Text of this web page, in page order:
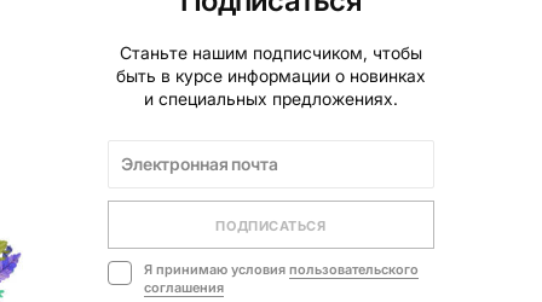
Станьте нашим подписчиком, чтобы
быть в курсе информации о новинках
и специальных предложениях.
ПОДПИСАТЬСЯ
Я принимаю условия пользовательского
соглашения